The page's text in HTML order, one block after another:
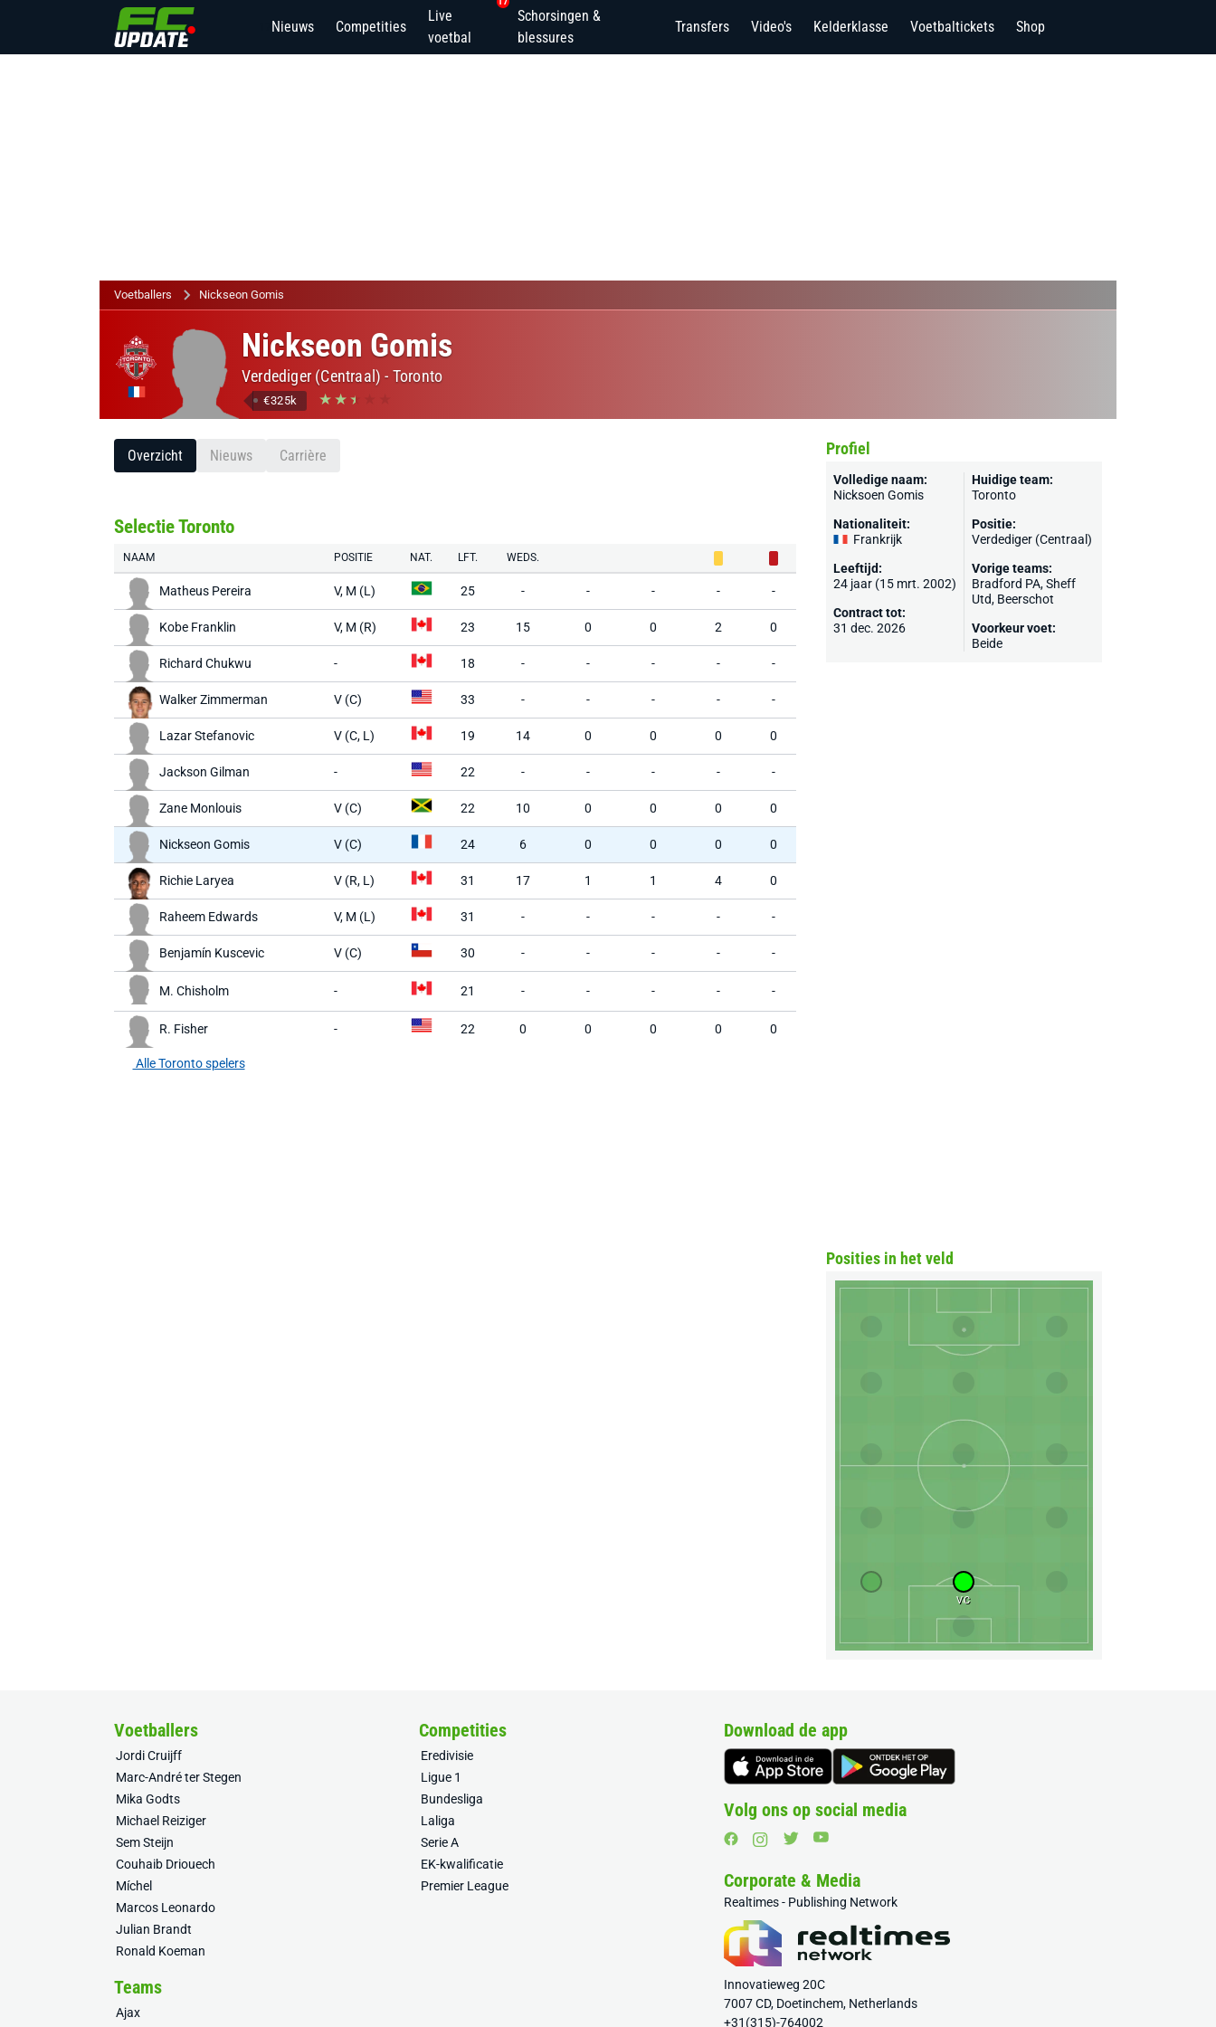
Nieuws Competities
Live
voetbal
Schorsingen &
blessures
Transfers Video's Kelderklasse Voetbaltickets Shop
Voetballers Nickseon Gomis
Nickseon Gomis
Verdediger (Centraal)- Toronto
€325k
Overzicht Nieuws Carrière
Selectie Toronto
NAAM POSITIE NAT. LFT. WEDS.
Matheus Pereira V, M (L) 25 - - - - -
Kobe Franklin V, M (R) 23 15 0 0 2 0
Richard Chukwu - 18 - - - - -
Walker Zimmerman V (C) 33 - - - - -
Lazar Stefanovic V (C, L) 19 14 0 0 0 0
Jackson Gilman - 22 - - - - -
Zane Monlouis V (C) 22 10 0 0 0 0
Nickseon Gomis V (C) 24 6 0 0 0 0
Richie Laryea V (R, L) 31 17 1 1 4 0
Raheem Edwards V, M (L) 31 - - - - -
Benjamín Kuscevic V (C) 30 - - - - -
M. Chisholm - 21 - - - - -
R. Fisher - 22 0 0 0 0 0
Alle Toronto spelers
Profiel
Volledige naam:
Nicksoen Gomis
Nationaliteit:
Frankrijk
Leeftijd:
24 jaar (15 mrt. 2002)
Contract tot:
31 dec. 2026
Huidige team:
Toronto
Positie:
Verdediger (Centraal)
Vorige teams:
Bradford PA,Sheff
Utd, Beerschot
Voorkeur voet:
Beide
Posities in het veld
VC
Voetballers
Jordi Cruijff
Marc-André ter Stegen
Mika Godts
Michael Reiziger
Sem Steijn
Couhaib Driouech
Míchel
Marcos Leonardo
Julian Brandt
Ronald Koeman
Competities
Eredivisie
Ligue 1
Bundesliga
Laliga
Serie A
EK-kwalificatie
Premier League
Teams
Ajax
Download de app
Volg ons op social media
Corporate & Media
Realtimes - Publishing Network
Innovatieweg 20C
7007 CD, Doetinchem, Netherlands
+31(315)-764002